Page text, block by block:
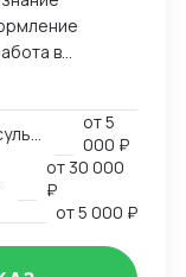
в
и
склада
от5
000 ₽
от 30 000
₽
от5 000 ₽